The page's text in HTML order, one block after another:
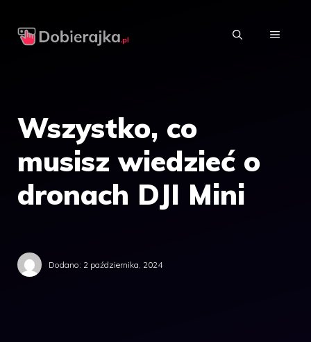
MENU
Wszystko, co
musisz wiedzieć o
dronach DJI Mini
Dodano: 2 października, 2024